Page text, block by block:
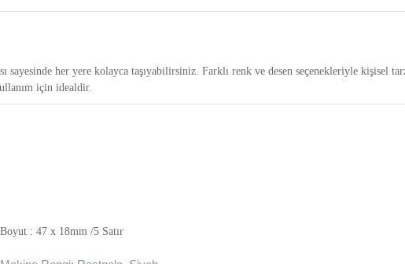
her yere kolayca taşıyabilirsiniz. Farklı renk ve desen seçenekleriyle kişisel
için idealdir.
Boyut : 47 x 18mm /5 Satır